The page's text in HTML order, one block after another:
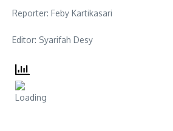
Reporter: Feby Kartikasari
Editor: Syarifah Desy